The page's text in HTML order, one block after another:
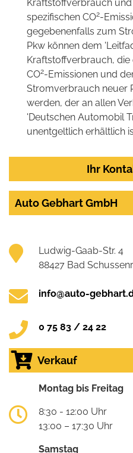
Kraftstoffverbrauch
spezifischen CO2-
gegebenenfalls zum
Pkw können dem
Kraftstoffverbrauch, die
CO2-Emissionen und
Stromverbrauch neuer
werden, der an allen
'Deutschen Automobil
unentgeltlich erhältlich
Ihr
Auto Gebhart GmbH
Ludwig-Gaab-Str. 4
88427 Bad
info@auto-
0 75 83 / 24 22
Verkauf
Montag bis Freitag
8:30 - 12:00 Uhr
13:00 – 17:30 Uhr
Samstag